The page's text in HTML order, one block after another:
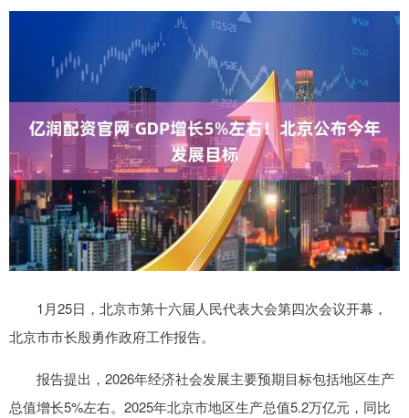
1月25日，北京市第十六届人民代表大会第四次会议开幕，
北京市市长殷勇作政府工作报告。
报告提出，2026年经济社会发展主要预期目标包括地区生产
总值增长5%左右。2025年北京市地区生产总值5.2万亿元，同比